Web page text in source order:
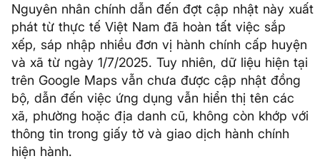
Nguyên nhân chính dẫn đến đợt cập nhật này xuất
phát từ thực tế Việt Nam đã hoàn tất việc sắp
xếp, sáp nhập nhiều đơn vị hành chính cấp huyện
và xã từ ngày 1/7/2025. Tuy nhiên, dữ liệu hiện tại
trên Google Maps vẫn chưa được cập nhật đồng
bộ, dẫn đến việc ứng dụng vẫn hiển thị tên các
xã, phường hoặc địa danh cũ, không còn khớp với
thông tin trong giấy tờ và giao dịch hành chính
hiện hành.